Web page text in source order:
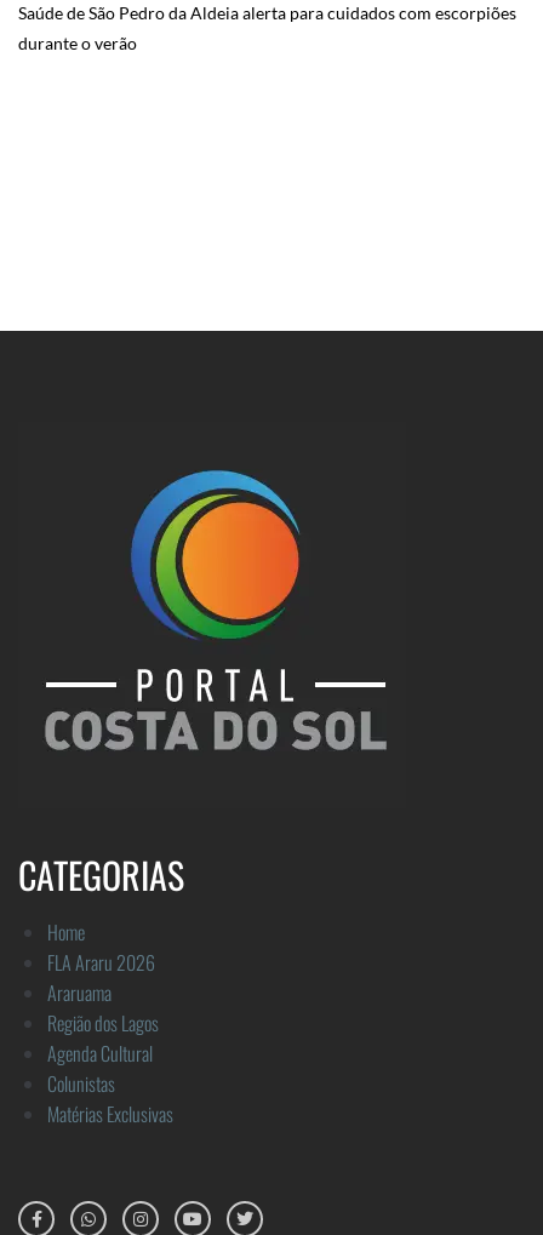
Saúde de São Pedro da Aldeia alerta para cuidados com escorpiões
durante o verão
CATEGORIAS
Home
FLA Araru 2026
Araruama
Região dos Lagos
Agenda Cultural
Colunistas
Matérias Exclusivas